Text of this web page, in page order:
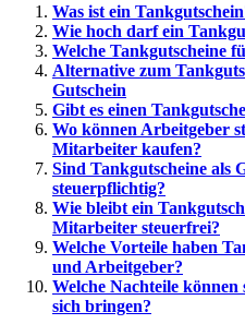
Was ist ein
Wie hoch darf ein
Welche Tankgutscheine
Alternative zum
Gutschein
Gibt es einen
Wo können Arbeitgeber
Mitarbeiter kaufen?
Sind Tankgutscheine als
steuerpflichtig?
Wie bleibt ein
Mitarbeiter steuerfrei?
Welche Vorteile haben
und Arbeitgeber?
Welche Nachteile
sich bringen?